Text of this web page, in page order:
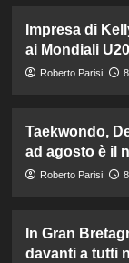
Impresa di
ai Mondiali U20
Roberto Parisi
Taekwondo,
ad agosto è il
Roberto Parisi
In Gran
davanti a tutti